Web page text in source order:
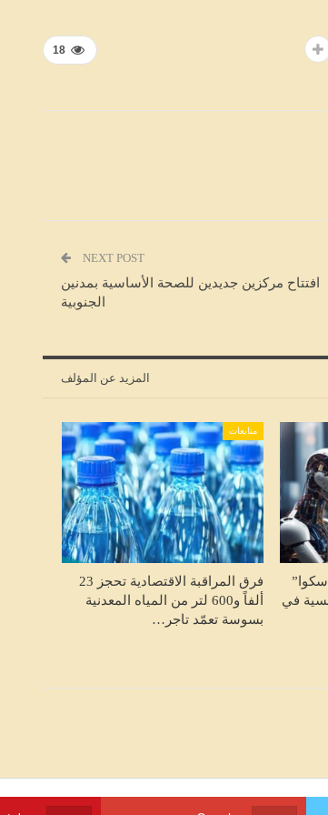
18
NEXT POST
افتتاح مركزين جديدين للصحة الأساسية بمدنين
الجنوبية
المزيد عن المؤلف
تونسية في
متابعات
فرق المراقبة الاقتصادية تحجز 23
ألفاً و600 لتر من المياه المعدنية
بسوسة تعمّد تاجر…